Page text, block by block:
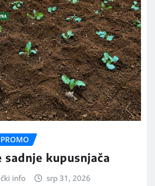
PROMO
sadnje kupusnjača
info srp 31, 2026